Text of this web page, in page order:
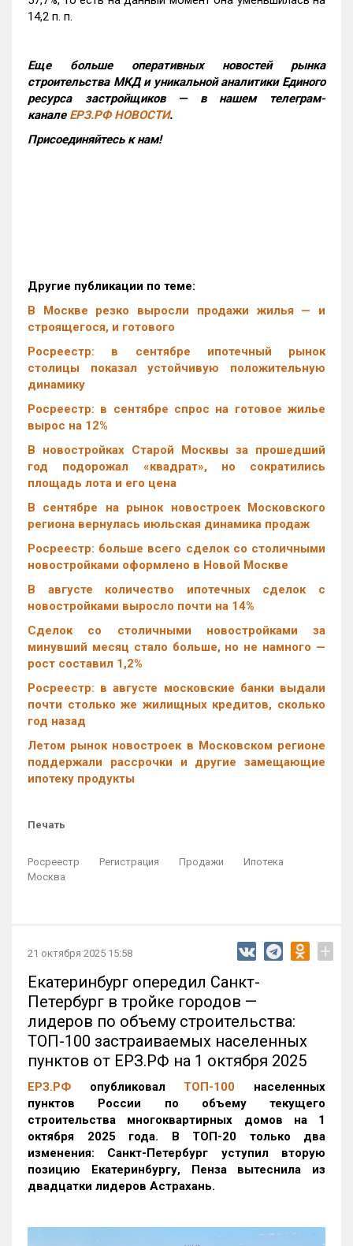
14,2 п. п.
Еще больше оперативных новостей рынка
строительства МКД и уникальной аналитики Единого
ресурса застройщиков — в нашем телеграм-
канале ЕРЗ.РФ НОВОСТИ.
Присоединяйтесь к нам!
Другие публикации по теме:
В Москве резко выросли продажи жилья — и
строящегося, и готового
Росреестр: в сентябре ипотечный рынок
столицы показал устойчивую положительную
динамику
Росреестр: в сентябре спрос на готовое жилье
вырос на 12%
В новостройках Старой Москвы за прошедший
год подорожал «квадрат», но сократились
площадь лота и его цена
В сентябре на рынок новостроек Московского
региона вернулась июльская динамика продаж
Росреестр: больше всего сделок со столичными
новостройками оформлено в Новой Москве
В августе количество ипотечных сделок с
новостройками выросло почти на 14%
Cделок со столичными новостройками за
минувший месяц стало больше, но не намного —
рост составил 1,2%
Росреестр: в августе московские банки выдали
почти столько же жилищных кредитов, сколько
год назад
Летом рынок новостроек в Московском регионе
поддержали рассрочки и другие замещающие
ипотеку продукты
Печать
Росреестр Регистрация Продажи
Ипотека
Москва
21 октября 2025 15:58 +
Екатеринбург опередил Санкт-
Петербург в тройке городов —
лидеров по объему строительства:
ТОП-100 застраиваемых населенных
пунктов от ЕРЗ.РФ на 1 октября 2025
ЕРЗ.РФ опубликовал ТОП-100 населенных
пунктов России по объему текущего
строительства многоквартирных домов на 1
октября 2025 года. В ТОП-20 только два
изменения: Санкт-Петербург уступил вторую
позицию Екатеринбургу, Пенза вытеснила из
двадцатки лидеров Астрахань.